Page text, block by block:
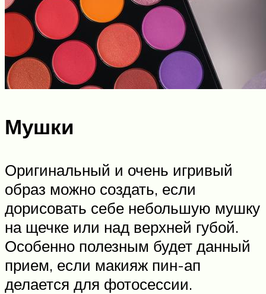
Мушки
Оригинальный и очень игривый
образ можно создать, если
дорисовать себе небольшую мушку
на щечке или над верхней губой.
Особенно полезным будет данный
прием, если макияж пин-ап
делается для фотосессии.